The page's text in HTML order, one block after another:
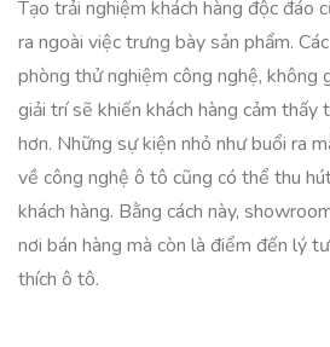
Tạo trải nghiệm khách hàng độc đáo
ra ngoài việc trưng bày sản phẩm.
phòng thử nghiệm công nghệ, không
giải trí sẽ khiến khách hàng cảm thấy
hơn. Những sự kiện nhỏ như buổi ra
về công nghệ ô tô cũng có thể thu
khách hàng. Bằng cách này,
nơi bán hàng mà còn là điểm đến lý
thích ô tô.